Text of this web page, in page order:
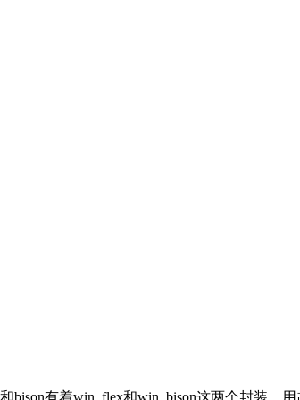
有着win_flex和win_bison这两个封装，用